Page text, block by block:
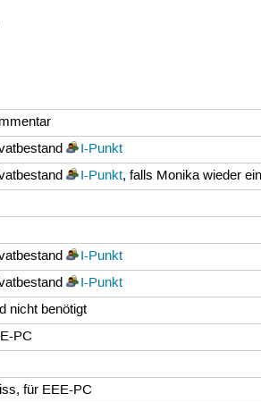
I-Punkt
I-Punkt, falls Monika wieder
I-Punkt
I-Punkt
nicht benötigt
PC
für EEE-PC